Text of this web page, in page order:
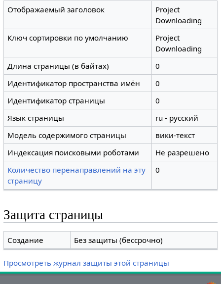
Отображаемый заголовок
Project
Downloading
Ключ сортировки по умолчанию
Project
Downloading
Длина страницы (в байтах)
0
Идентификатор пространства имён
0
Идентификатор страницы
0
Язык страницы
ru - русский
Модель содержимого страницы
вики-текст
Индексация поисковыми роботами
Не разрешено
Количество перенаправлений на эту
страницу
0
Защита страницы
Создание Без защиты (бессрочно)
Просмотреть журнал защиты этой страницы